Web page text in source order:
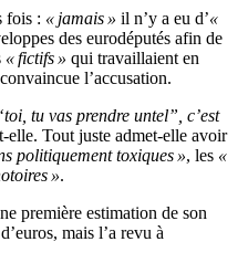
fois : « jamais » il n’y a eu d’«
des eurodéputés afin de
« fictifs » qui travaillaient en
l’accusation.
tu vas prendre untel”, c’est
elle. Tout juste admet-elle avoir
politiquement toxiques », les «
».
première estimation de son
mais l’a revu à